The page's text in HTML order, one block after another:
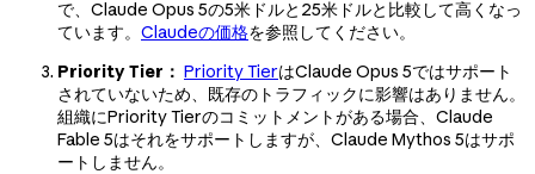
で、Claude Opus 5の5米ドルと25米ドルと比較して高くなっ
ています。 Claudeの価格を参照してください。
Priority Tier： Priority TierはClaude Opus 5ではサポート
されていないため、既存のトラフィックに影響はありません。
組織にPriority Tierのコミットメントがある場合、Claude
Fable 5はそれをサポートしますが、Claude Mythos 5はサポ
ートしません。